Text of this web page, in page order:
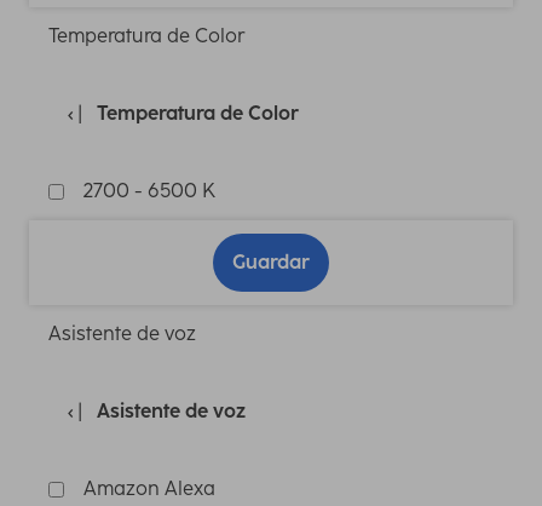
Temperatura de Color
Temperatura de Color
2700 - 6500 K
Guardar
Asistente de voz
Asistente de voz
Amazon Alexa